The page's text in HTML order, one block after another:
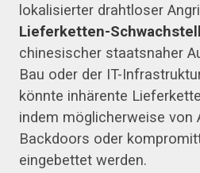
lokalisierter drahtloser
Lieferketten-
chinesischer staatsnaher
Bau oder der IT-
könnte inhärente
indem möglicherweise von
Backdoors oder
eingebettet werden.